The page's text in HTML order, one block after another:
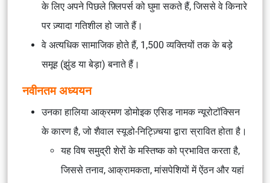
के लिए अपने पिछले फ़्लिपर्स को घुमा सकते हैं, जिससे वे किनारे
पर ज़्यादा गतिशील हो जाते हैं।
वे अत्यधिक सामाजिक होते हैं, 1,500 व्यक्तियों तक के बड़े
समूह (झुंड या बेड़ा) बनाते हैं।
नवीनतम अध्ययन
उनका हालिया आक्रमण डोमोइक एसिड नामक न्यूरोटॉक्सिन
के कारण है, जो शैवाल स्यूडो-निट्ज़्चिया द्वारा स्रावित होता है।
यह विष समुद्री शेरों के मस्तिष्क को प्रभावित करता है,
जिससे तनाव, आक्रामकता, मांसपेशियों में ऐंठन और यहां